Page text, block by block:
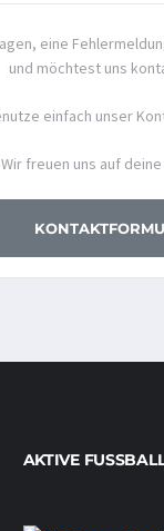
eine
und möchtest uns
einfach unser
Wir freuen uns auf
AKTIVE FUSSBALL